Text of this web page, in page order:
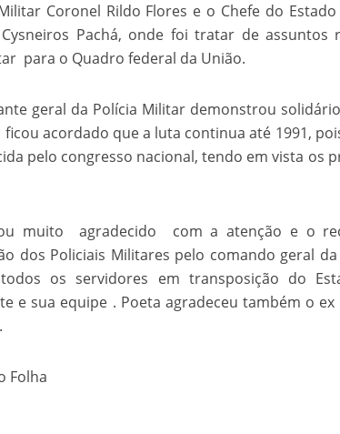
Coronel Rildo Flores e o Chefe do
Cysneiros Pachá, onde foi tratar de
para o Quadro federal da União.
geral da Polícia Militar demonstrou
acordado que a luta continua até 1991,
pelo congresso nacional, tendo em vista os
muito agradecido com a atenção e o
dos Policiais Militares pelo comando geral
os servidores em transposição do
e sua equipe . Poeta agradeceu também o
Folha